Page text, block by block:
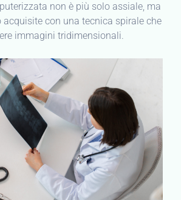
non è più solo assiale, ma
con una tecnica spirale che
immagini tridimensionali.